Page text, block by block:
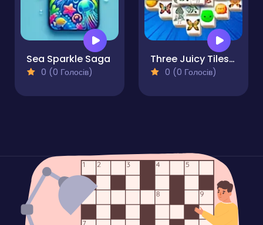
Sea Sparkle Saga
0 (0 Голосів)
Three Juicy Tiles Mahjong
0 (0 Голосів)